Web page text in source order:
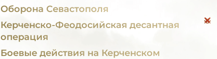
Оборона Севастополя
Керченско-Феодосийская десантная
операция
Боевые действия на Керченском